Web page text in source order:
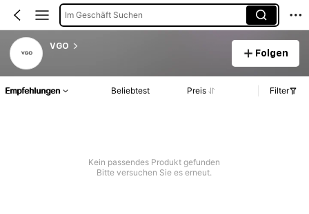
Im Geschäft Suchen
VGO
Folgen
Empfehlungen Beliebtest Preis Filter
Kein passendes Produkt gefunden
Bitte versuchen Sie es erneut.